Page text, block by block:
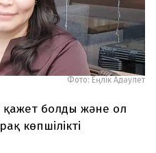
Фото: Еңлік Ақдәулет
қажет болды және ол
көпшілікті